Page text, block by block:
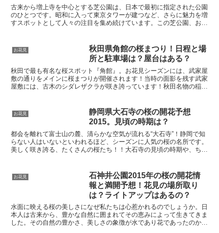
古来から増上寺を中心とする芝公園は、日本で最初に指定された公園
のひとつです。昭和に入って東京タワーが建つなど、さらに魅力を増
すスポットとして人々の注目を集め続けています。この芝公園、お花
お花見
秋田県角館の桜まつり！日程と場
所と駐車場は？屋台はある？
秋田で最も有名な桜スポット『角館』。お花見シーズンには、武家屋
敷の通りをメインに桜まつりが開催されます！当時の面影を残す武家
屋敷には、古木のシダレザクラが咲き誇っています！秋田名物の稲庭
お花見
静岡県大石寺の桜の開花予想
2015。見頃の時期は？
都会を離れて富士山の麓、清らかな空気が流れる“大石寺”！静岡で知
らない人はいないといわれるほど、シーズンに人気の桜の名所です。
美しく咲き誇る、たくさんの桜たち！！大石寺の見頃の時期や、ちょ
お花見
石神井公園2015年の桜の開花情
報と満開予想！花見の場所取り
は？ライトアップはあるの？
水面に映える桜の美しさになぜ私たちは心惹かれるのでしょうか。日
本人は古来から、豊かな自然に囲まれてその恵みによって生きてきま
した。その自然の豊かさ、美しさの象徴が水であり花であったのかも